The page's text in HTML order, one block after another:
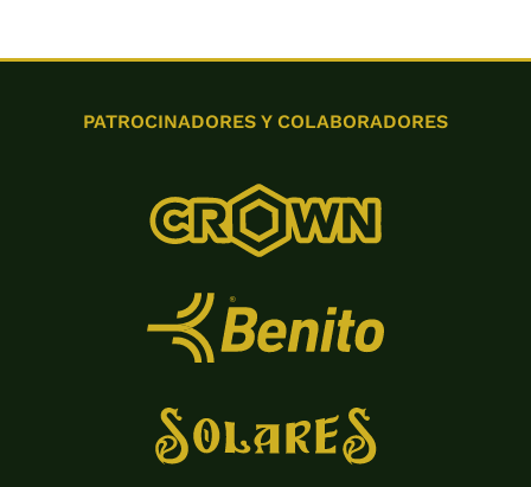
PATROCINADORES Y COLABORADORES